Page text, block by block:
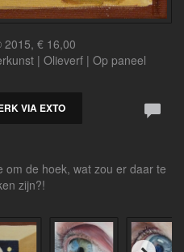
€ 16,00
| Olieverf | Op paneel
VIA EXTO
om de hoek, wat zou er daar te
zijn?!